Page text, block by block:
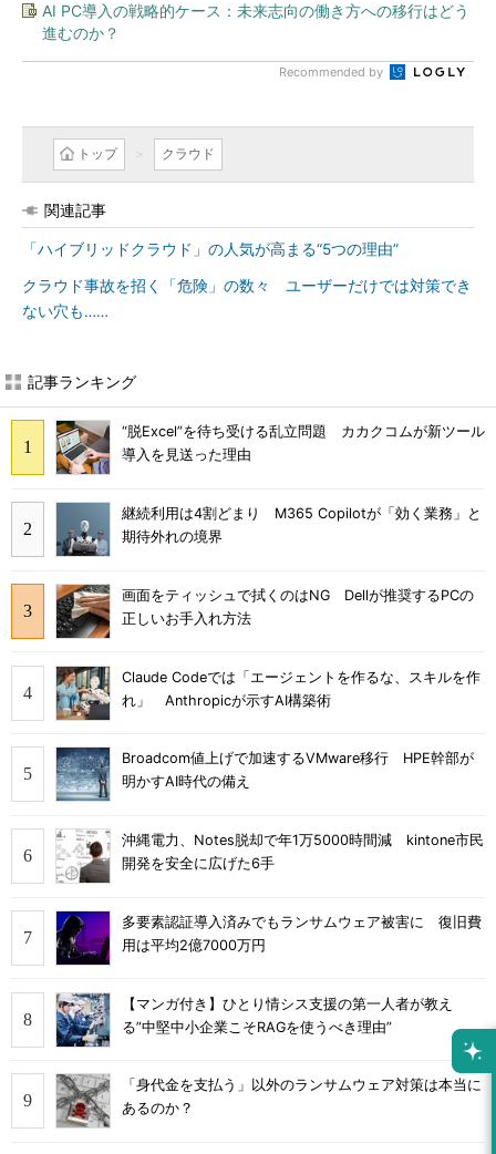
AI PC導入の戦略的ケース：未来志向の働き方への移行はどう
進むのか？
Recommended by
トップ クラウド
関連記事
「ハイブリッドクラウド」の人気が高まる“5つの理由”
クラウド事故を招く「危険」の数々 ユーザーだけでは対策でき
ない穴も……
記事ランキング
“脱Excel”を待ち受ける乱立問題 カカクコムが新ツール
導入を見送った理由
継続利用は4割どまり M365 Copilotが「効く業務」と
期待外れの境界
画面をティッシュで拭くのはNG Dellが推奨するPCの
正しいお手入れ方法
Claude Codeでは「エージェントを作るな、スキルを作
れ」 Anthropicが示すAI構築術
Broadcom値上げで加速するVMware移行 HPE幹部が
明かすAI時代の備え
沖縄電力、Notes脱却で年1万5000時間減 kintone市民
開発を安全に広げた6手
多要素認証導入済みでもランサムウェア被害に 復旧費
用は平均2億7000万円
【マンガ付き】ひとり情シス支援の第一人者が教え
る”中堅中小企業こそRAGを使うべき理由”
「身代金を支払う」以外のランサムウェア対策は本当に
あるのか？